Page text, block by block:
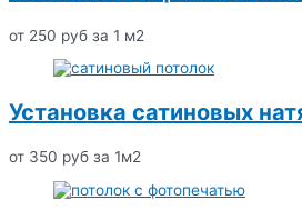
от 250 руб за 1 м2
Установка сатиновых
от 350 руб за 1м2